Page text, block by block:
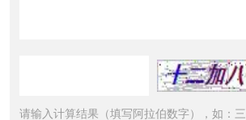
请输入计算结果（填写阿拉伯数字），如：